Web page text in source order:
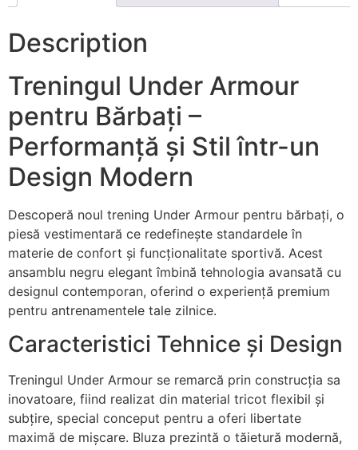
Description
Treningul Under Armour
pentru Bărbați –
Performanță și Stil într-un
Design Modern
Descoperă noul trening Under Armour pentru bărbați, o
piesă vestimentară ce redefinește standardele în
materie de confort și funcționalitate sportivă. Acest
ansamblu negru elegant îmbină tehnologia avansată cu
designul contemporan, oferind o experiență premium
pentru antrenamentele tale zilnice.
Caracteristici Tehnice și Design
Treningul Under Armour se remarcă prin construcția sa
inovatoare, fiind realizat din material tricot flexibil și
subțire, special conceput pentru a oferi libertate
maximă de mișcare. Bluza prezintă o tăietură modernă,